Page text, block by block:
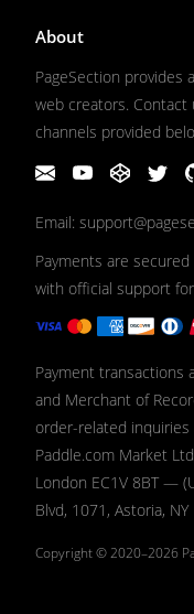
About
PageSection provides
web creators. Contact
channels provided
Email:
Payments are
with official support
Payment transactions
and Merchant of
order-related inquiries
Paddle.com Market
London EC1V 8BT —
Blvd, 1071, Astoria,
Copyright © 2020–2026